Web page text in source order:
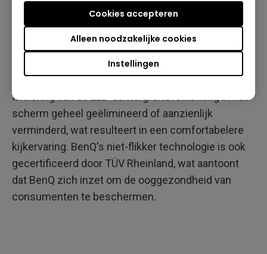
schermen, waardoor oogvermoeidheid wordt
verminderd. Flicker-Reduced maakt voornamelijk
gebruik van PWM-frequentieaanpassingen om aan
de gewenste flikkerreductiecriteria te voldoen.
Door deze technieken toe te passen, wordt de
flikkering van de LED-achtergrondverlichting in het
scherm geheel geëlimineerd of aanzienlijk
verminderd, wat resulteert in een comfortabelere
kijkervaring. BenQ's niet-flikker technologie is ook
gecertificeerd door TÜV Rheinland, wat aantoont
dat BenQ zich inzet om de ooggezondheid van
consumenten te beschermen.
Instellingen
Alleen noodzakelijke cookies
Cookies accepteren